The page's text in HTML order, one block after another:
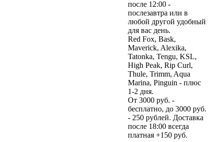
после 12:00 -
послезавтра или в
любой другой удобный
для вас день.
Red Fox, Bask,
Maverick, Alexika,
Tatonka, Tengu, KSL,
High Peak, Rip Curl,
Thule, Trimm, Aqua
Marina, Pinguin - плюс
1-2 дня.
От 3000 руб. -
бесплатно, до 3000 руб.
- 250 рублей. Доставка
после 18:00 всегда
платная +150 руб.